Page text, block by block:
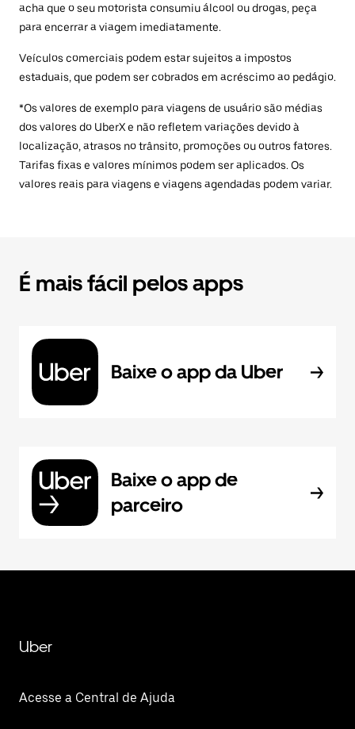
acha que o seu motorista consumiu álcool ou drogas, peça
para encerrar a viagem imediatamente.
Veículos comerciais podem estar sujeitos a impostos
estaduais, que podem ser cobrados em acréscimo ao pedágio.
*Os valores de exemplo para viagens de usuário são médias
dos valores do UberX e não refletem variações devido à
localização, atrasos no trânsito, promoções ou outros fatores.
Tarifas fixas e valores mínimos podem ser aplicados. Os
valores reais para viagens e viagens agendadas podem variar.
É mais fácil pelos apps
Baixe o app da Uber
Baixe o app de
parceiro
Uber
Acesse a Central de Ajuda